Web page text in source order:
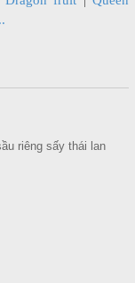
riêng sấy thái lan